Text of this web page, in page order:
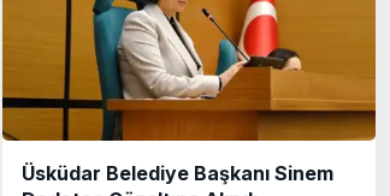
Üsküdar Belediye Başkanı Sinem